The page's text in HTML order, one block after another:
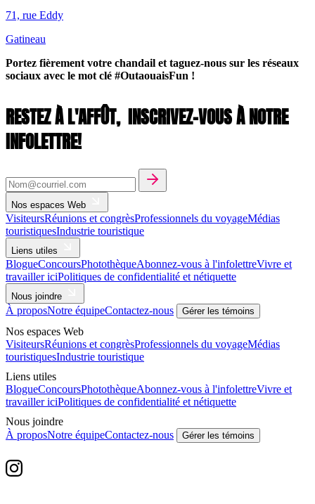
71, rue Eddy
Gatineau
Portez fièrement votre chandail et taguez-nous sur les réseaux
sociaux avec le mot clé #OutaouaisFun !
RESTEZ À L'AFFÛT, INSCRIVEZ-VOUS À NOTRE
INFOLETTRE!
Nos espaces Web
VisiteursRéunions et congrèsProfessionnels du voyageMédias
touristiquesIndustrie touristique
Liens utiles
BlogueConcoursPhotothèqueAbonnez-vous à l'infolettreVivre et
travailler iciPolitiques de confidentialité et nétiquette
Nous joindre
À proposNotre équipeContactez-nous Gérer les témoins
Nos espaces Web
VisiteursRéunions et congrèsProfessionnels du voyageMédias
touristiquesIndustrie touristique
Liens utiles
BlogueConcoursPhotothèqueAbonnez-vous à l'infolettreVivre et
travailler iciPolitiques de confidentialité et nétiquette
Nous joindre
À proposNotre équipeContactez-nous Gérer les témoins